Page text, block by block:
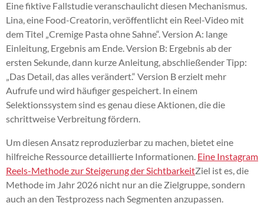
Eine fiktive Fallstudie veranschaulicht diesen Mechanismus.
Lina, eine Food-Creatorin, veröffentlicht ein Reel-Video mit
dem Titel „Cremige Pasta ohne Sahne“. Version A: lange
Einleitung, Ergebnis am Ende. Version B: Ergebnis ab der
ersten Sekunde, dann kurze Anleitung, abschließender Tipp:
„Das Detail, das alles verändert.“ Version B erzielt mehr
Aufrufe und wird häufiger gespeichert. In einem
Selektionssystem sind es genau diese Aktionen, die die
schrittweise Verbreitung fördern.
Um diesen Ansatz reproduzierbar zu machen, bietet eine
hilfreiche Ressource detaillierte Informationen. Eine Instagram
Reels-Methode zur Steigerung der SichtbarkeitZiel ist es, die
Methode im Jahr 2026 nicht nur an die Zielgruppe, sondern
auch an den Testprozess nach Segmenten anzupassen.